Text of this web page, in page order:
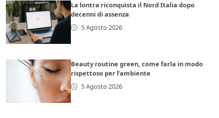
La lontra riconquista il Nord Italia dopo
decenni di assenza
5 Agosto 2026
Beauty routine green, come farla in modo
rispettoso per l’ambiente
5 Agosto 2026